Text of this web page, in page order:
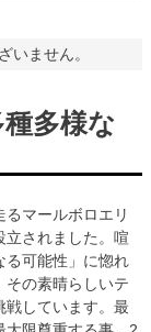
いません。
多様な
マールボロエリ
立されました。喧
る可能性」に惚れ
その素晴らしいテ
戦しています。最